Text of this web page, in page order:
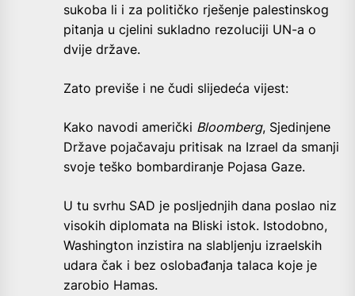
sukoba li i za političko rješenje palestinskog
pitanja u cjelini sukladno rezoluciji UN-a o
dvije države.
Zato previše i ne čudi slijedeća vijest:
Kako navodi američki Bloomberg, Sjedinjene
Države pojačavaju pritisak na Izrael da smanji
svoje teško bombardiranje Pojasa Gaze.
U tu svrhu SAD je posljednjih dana poslao niz
visokih diplomata na Bliski istok. Istodobno,
Washington inzistira na slabljenju izraelskih
udara čak i bez oslobađanja talaca koje je
zarobio Hamas.